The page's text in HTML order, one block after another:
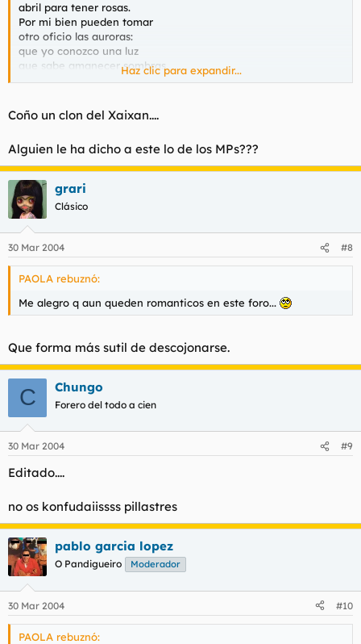
abril para tener rosas.
Por mi bien pueden tomar
otro oficio las auroras:
que yo conozco una luz
que sabe amanecer sombras.
No hallo rosas ni flores
que como en ella están todas,
con ella todas me faltan.
no es esperanza de premio,
sino acusación y culpa
que pongo a mis pensamientos.
Haz clic para expandir...
Coño un clon del Xaixan....
Alguien le ha dicho a este lo de los MPs???
grari
Clásico
30 Mar 2004 #8
PAOLA rebuznó:
Me alegro q aun queden romanticos en este foro...
Que forma más sutil de descojonarse.
C Chungo
Forero del todo a cien
30 Mar 2004 #9
Editado....
no os konfudaiissss pillastres
pablo garcia lopez
O Pandigueiro Moderador
30 Mar 2004 #10
PAOLA rebuznó: